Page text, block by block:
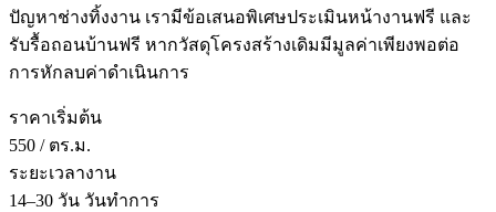
ปัญหาช่างทิ้งงาน เรามีข้อเสนอพิเศษประเมินหน้างานฟรี และ
รับรื้อถอนบ้านฟรี หากวัสดุโครงสร้างเดิมมีมูลค่าเพียงพอต่อ
การหักลบค่าดำเนินการ
ราคาเริ่มต้น
550 / ตร.ม.
ระยะเวลางาน
14–30 วัน วันทำการ